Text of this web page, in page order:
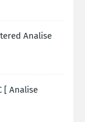
Analise
[ Analise